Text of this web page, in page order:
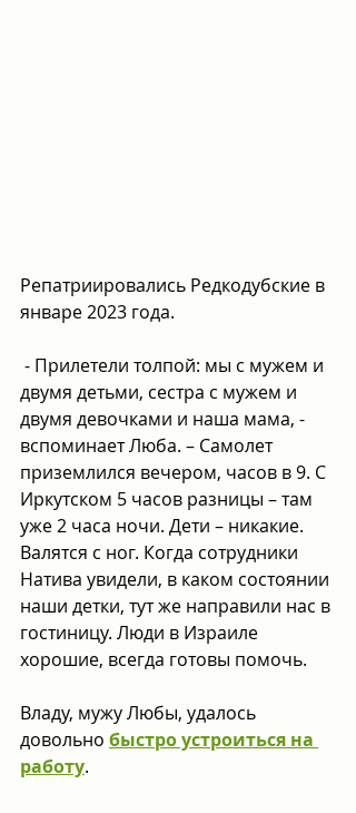
Репатриировались Редкодубские в
январе 2023 года.
- Прилетели толпой: мы с мужем и
двумя детьми, сестра с мужем и
двумя девочками и наша мама, -
вспоминает Люба. – Самолет
приземлился вечером, часов в 9. С
Иркутском 5 часов разницы – там
уже 2 часа ночи. Дети – никакие.
Валятся с ног. Когда сотрудники
Натива увидели, в каком состоянии
наши детки, тут же направили нас в
гостиницу. Люди в Израиле
хорошие, всегда готовы помочь.
Владу, мужу Любы, удалось
довольно быстро устроиться на
работу.